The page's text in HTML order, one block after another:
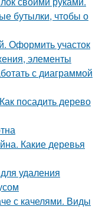
бутылки, чтобы о
Оформить участок
элементы
с диаграммой
посадить дерево
Какие деревья
удаления
с качелями. Виды